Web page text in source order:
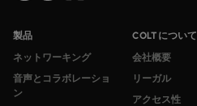
製品
ネットワーキング
音声とコラボレーショ
ン
COLTについて
会社概要
リーガル
アクセス性